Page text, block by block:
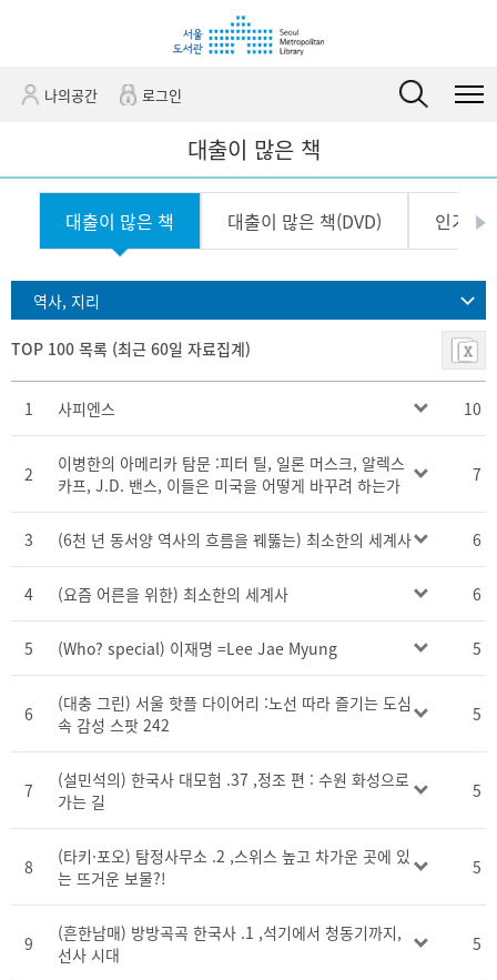
p
나의공간 로그인
대출이 많은 책
대출이 많은 책 대출이 많은 책(DVD) 인기 급
역사, 지리
TOP 100 목록 (최근 60일 자료집계)
1 사피엔스 10
2
이병한의 아메리카 탐문 :피터 틸, 일론 머스크, 알렉스
카프, J.D. 밴스, 이들은 미국을 어떻게 바꾸려 하는가
7
3 (6천 년 동서양 역사의 흐름을 꿰뚫는) 최소한의 세계사 6
4 (요즘 어른을 위한) 최소한의 세계사 6
5 (Who? special) 이재명 =Lee Jae Myung 5
6
(대충 그린) 서울 핫플 다이어리 :노선 따라 즐기는 도심
속 감성 스팟 242
5
7
(설민석의) 한국사 대모험 .37 ,정조 편 : 수원 화성으로
가는 길
5
8
(타키·포오) 탐정사무소 .2 ,스위스 높고 차가운 곳에 있
는 뜨거운 보물?!
5
9
(흔한남매) 방방곡곡 한국사 .1 ,석기에서 청동기까지,
선사 시대
5